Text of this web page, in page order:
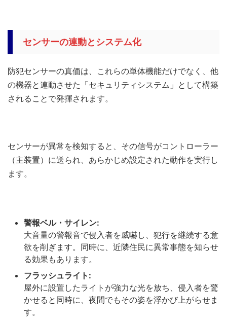
センサーの連動とシステム化
防犯センサーの真価は、これらの単体機能だけでなく、他
の機器と連動させた「セキュリティシステム」として構築
されることで発揮されます。
センサーが異常を検知すると、その信号がコントローラー
（主装置）に送られ、あらかじめ設定された動作を実行し
ます。
警報ベル・サイレン:
大音量の警報音で侵入者を威嚇し、犯行を継続する意
欲を削ぎます。同時に、近隣住民に異常事態を知らせ
る効果もあります。
フラッシュライト:
屋外に設置したライトが強力な光を放ち、侵入者を驚
かせると同時に、夜間でもその姿を浮かび上がらせま
す。